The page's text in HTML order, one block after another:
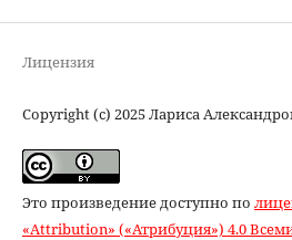
Лицензия
Copyright (c) 2025 Лариса
Это произведение доступно по
«Attribution» («Атрибуция») 4.0